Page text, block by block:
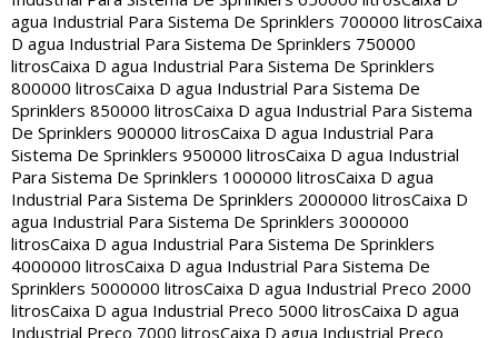
agua Industrial Para Sistema De Sprinklers 700000 litrosCaixa
D agua Industrial Para Sistema De Sprinklers 750000
litrosCaixa D agua Industrial Para Sistema De Sprinklers
800000 litrosCaixa D agua Industrial Para Sistema De
Sprinklers 850000 litrosCaixa D agua Industrial Para Sistema
De Sprinklers 900000 litrosCaixa D agua Industrial Para
Sistema De Sprinklers 950000 litrosCaixa D agua Industrial
Para Sistema De Sprinklers 1000000 litrosCaixa D agua
Industrial Para Sistema De Sprinklers 2000000 litrosCaixa D
agua Industrial Para Sistema De Sprinklers 3000000
litrosCaixa D agua Industrial Para Sistema De Sprinklers
4000000 litrosCaixa D agua Industrial Para Sistema De
Sprinklers 5000000 litrosCaixa D agua Industrial Preco 2000
litrosCaixa D agua Industrial Preco 5000 litrosCaixa D agua
Industrial Preco 7000 litrosCaixa D agua Industrial Preco